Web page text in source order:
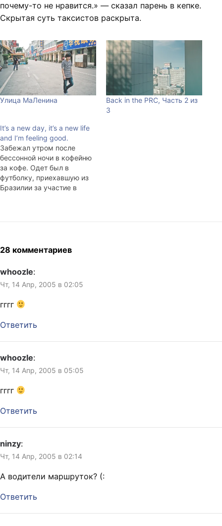
почему-то не нравится.» — сказал парень в кепке.
Скрытая суть таксистов раскрыта.
Улица МаЛенина
Back in the PRC, Часть 2 из
3
It’s a new day, it’s a new life
and I’m feeling good.
Забежал утром после
бессонной ночи в кофейню
за кофе. Одет был в
футболку, приехавшую из
Бразилии за участие в
характерным сочетанием
чищенных чёрных туфлей,
выглаженных брюк,
короткой стрижки и
татуировок на фалангах…
28 комментариев
whoozle:
Чт, 14 Апр, 2005 в 02:05
гггг
Ответить
whoozle:
Чт, 14 Апр, 2005 в 05:05
гггг
Ответить
ninzy:
Чт, 14 Апр, 2005 в 02:14
А водители маршруток? (:
Ответить